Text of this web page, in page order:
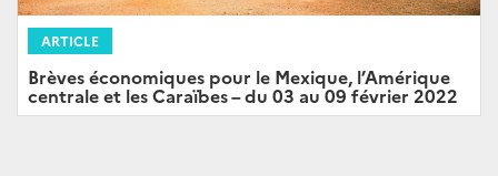
ARTICLE
Brèves économiques pour le Mexique, l’Amérique
centrale et les Caraïbes – du 03 au 09 février 2022